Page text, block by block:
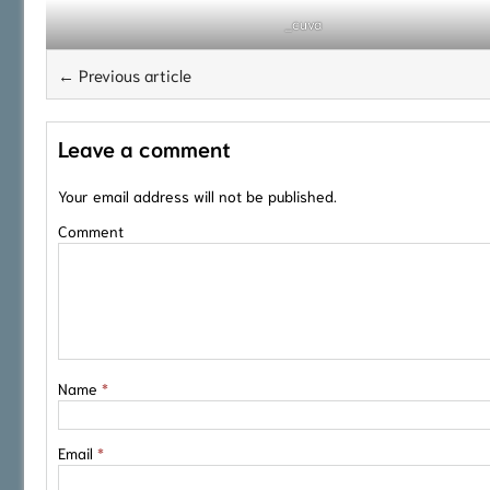
_cuva
← Previous article
Leave a comment
Your email address will not be published.
Comment
Name *
Email *